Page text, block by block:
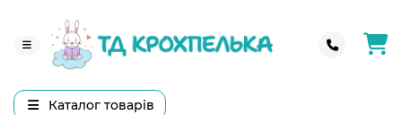
Каталог товарів